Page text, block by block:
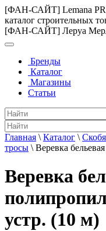
[ФАН-САЙТ] Lemana
каталог строительных
[ФАН-САЙТ] Леруа
Бренды
Каталог
Магазины
Статьи
Главная \ Каталог \
тросы \ Веревка
Веревка
устр. (10 м)